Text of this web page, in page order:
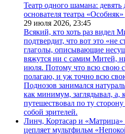
Театр одного шамана: девять
основателя театра
29 июля 2026, 23:45
Всякий, кто хоть раз видел
подтвердит, что вот это «не
глаголы, описывающие
вяжутся ни с самим Митей,
июля. Потому что всю свою
полагаю, и уж точно всю
Поднозов занимался
как минимум, заглядывал, а,
путешествовал по ту сторону
собой зрителей.
Линч, Кортасар и
цепляет мультфильм